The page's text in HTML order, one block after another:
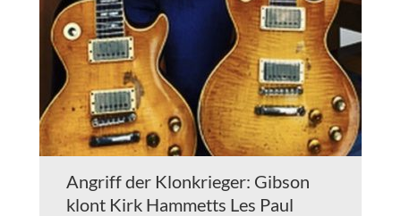
Angriff der Klonkrieger: Gibson
klont Kirk Hammetts Les Paul